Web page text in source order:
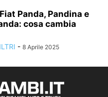
Panda, Pandina e
cosa cambia
- 8 Aprile 2025